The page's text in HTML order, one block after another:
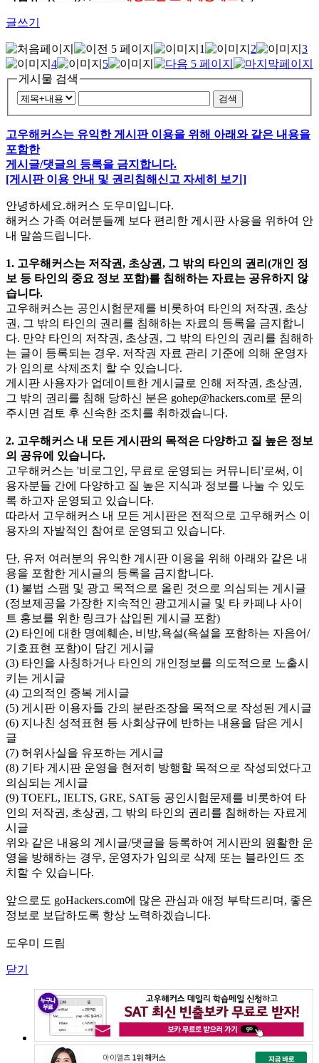
글쓰기
1 2
3
4
5
게시물 검색
검색
고우해커스는 유익한 게시판 이용을 위해 아래와 같은 내용을
포함한
게시글/댓글의 등록을 금지합니다.
[게시판 이용 안내 및 권리침해신고 자세히 보기]
안녕하세요.해커스 도우미입니다.
해커스 가족 여러분들께 보다 편리한 게시판 사용을 위하여 안
내 말씀드립니다.
1. 고우해커스는 저작권, 초상권, 그 밖의 타인의 권리(개인 정
보 등 타인의 중요 정보 포함)를 침해하는 자료는 공유하지 않
습니다.
고우해커스는 공인시험문제를 비롯하여 타인의 저작권, 초상
권, 그 밖의 타인의 권리를 침해하는 자료의 등록을 금지합니
다. 만약 타인의 저작권, 초상권, 그 밖의 타인의 권리를 침해하
는 글이 등록되는 경우. 저작권 자료 관리 기준에 의해 운영자
가 임의로 삭제조치 할 수 있습니다.
게시판 사용자가 업데이트한 게시글로 인해 저작권, 초상권,
그 밖의 권리를 침해 당하신 분은 gohep@hackers.com로 문의
주시면 검토 후 신속한 조치를 취하겠습니다.
2. 고우해커스 내 모든 게시판의 목적은 다양하고 질 높은 정보
의 공유에 있습니다.
고우해커스는 '비로그인, 무료로 운영되는 커뮤니티'로써, 이
용자분들 간에 다양하고 질 높은 지식과 정보를 나눌 수 있도
록 하고자 운영되고 있습니다.
따라서 고우해커스 내 모든 게시판은 전적으로 고우해커스 이
용자의 자발적인 참여로 운영되고 있습니다.
단, 유저 여러분의 유익한 게시판 이용을 위해 아래와 같은 내
용을 포함한 게시글의 등록을 금지합니다.
(1) 불법 스팸 및 광고 목적으로 올린 것으로 의심되는 게시글
(정보제공을 가장한 지속적인 광고게시글 및 타 카페나 사이
트 홍보를 위한 링크가 삽입된 게시글 포함)
(2) 타인에 대한 명예훼손, 비방,욕설(욕설을 포함하는 자음어/
기호표현 포함)이 담긴 게시글
(3) 타인을 사칭하거나 타인의 개인정보를 의도적으로 노출시
키는 게시글
(4) 고의적인 중복 게시글
(5) 게시판 이용자들 간의 분란조장을 목적으로 작성된 게시글
(6) 지나친 성적표현 등 사회상규에 반하는 내용을 담은 게시
글
(7) 허위사실을 유포하는 게시글
(8) 기타 게시판 운영을 현저히 방행할 목적으로 작성되었다고
의심되는 게시글
(9) TOEFL, IELTS, GRE, SAT등 공인시험문제를 비롯하여 타
인의 저작권, 초상권, 그 밖의 타인의 권리를 침해하는 자료게
시글
위와 같은 내용의 게시글/댓글을 등록하여 게시판의 원활한 운
영을 방해하는 경우, 운영자가 임의로 삭제 또는 블라인드 조
치할 수 있습니다.
앞으로도 goHackers.com에 많은 관심과 애정 부탁드리며, 좋은
정보로 보답하도록 항상 노력하겠습니다.
도우미 드림
닫기